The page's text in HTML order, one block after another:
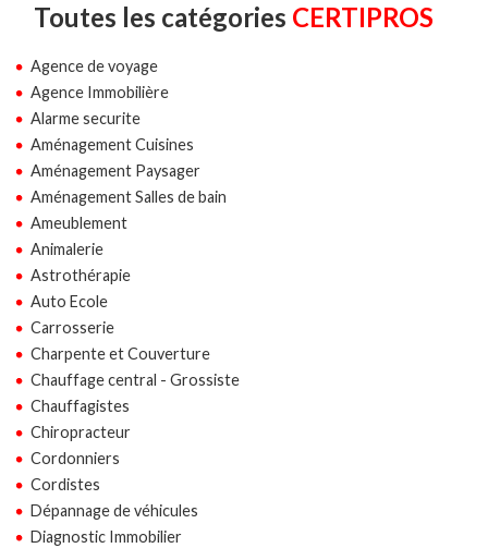
Toutes les catégories CERTIPROS
Agence de voyage
Agence Immobilière
Alarme securite
Aménagement Cuisines
Aménagement Paysager
Aménagement Salles de bain
Ameublement
Animalerie
Astrothérapie
Auto Ecole
Carrosserie
Charpente et Couverture
Chauffage central - Grossiste
Chauffagistes
Chiropracteur
Cordonniers
Cordistes
Dépannage de véhicules
Diagnostic Immobilier